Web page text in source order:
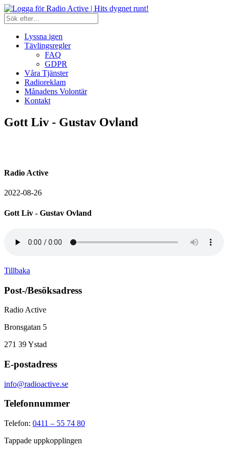
Lyssna igen
Tävlingsregler
FAQ
GDPR
Våra Tjänster
Radioreklam
Månadens Volontär
Kontakt
Gott Liv - Gustav Ovland
Radio Active
2022-08-26
Gott Liv - Gustav Ovland
Tillbaka
Post-/Besöksadress
Radio Active
Bronsgatan 5
271 39Ystad
E-postadress
info@radioactive.se
Telefonnummer
Telefon: 0411 – 55 74 80
Tappade uppkopplingen